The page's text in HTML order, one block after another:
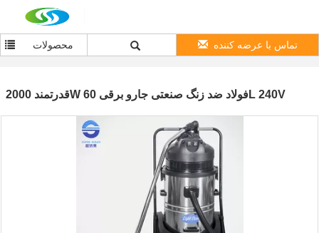
محصولات تماس با عرضه کننده
قدرتمند 2000W فولاد ضد زنگ صنعتی جارو برقی 60L 240V